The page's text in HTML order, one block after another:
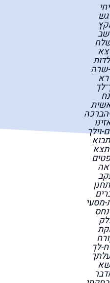
שרה
נח
הברכה
וילך
מסעי
לך